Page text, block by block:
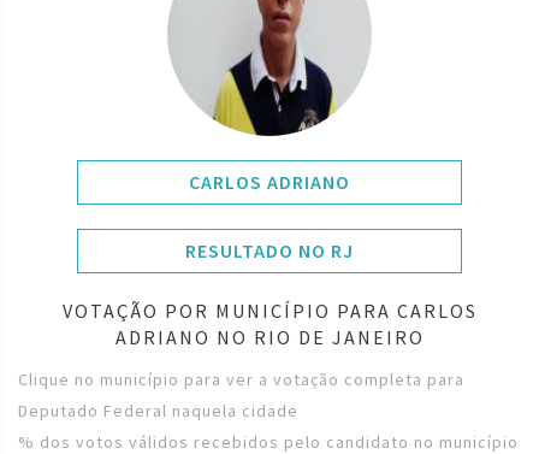
CARLOS ADRIANO
RESULTADO NO RJ
VOTAÇÃO POR MUNICÍPIO PARA CARLOS
ADRIANO NO RIO DE JANEIRO
Clique no município para ver a votação completa para
Deputado Federal naquela cidade
% dos votos válidos recebidos pelo candidato no município